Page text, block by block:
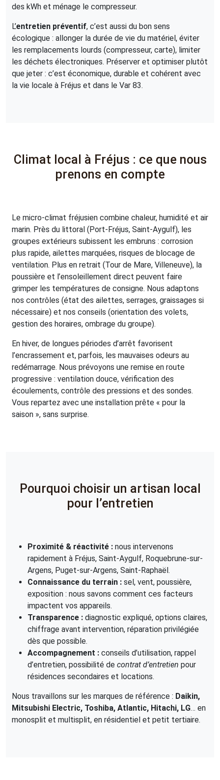
des kWh et ménage le compresseur.
L’entretien préventif, c’est aussi du bon sens
écologique : allonger la durée de vie du matériel, éviter
les remplacements lourds (compresseur, carte), limiter
les déchets électroniques. Préserver et optimiser plutôt
que jeter : c’est économique, durable et cohérent avec
la vie locale à Fréjus et dans le Var 83.
Climat local à Fréjus : ce que nous
prenons en compte
Le micro-climat fréjusien combine chaleur, humidité et air
marin. Près du littoral (Port-Fréjus, Saint-Aygulf), les
groupes extérieurs subissent les embruns : corrosion
plus rapide, ailettes marquées, risques de blocage de
ventilation. Plus en retrait (Tour de Mare, Villeneuve), la
poussière et l’ensoleillement direct peuvent faire
grimper les températures de consigne. Nous adaptons
nos contrôles (état des ailettes, serrages, graissages si
nécessaire) et nos conseils (orientation des volets,
gestion des horaires, ombrage du groupe).
En hiver, de longues périodes d’arrêt favorisent
l’encrassement et, parfois, les mauvaises odeurs au
redémarrage. Nous prévoyons une remise en route
progressive : ventilation douce, vérification des
écoulements, contrôle des pressions et des sondes.
Vous repartez avec une installation prête « pour la
saison », sans surprise.
Pourquoi choisir un artisan local
pour l’entretien
Proximité & réactivité : nous intervenons
rapidement à Fréjus, Saint-Aygulf, Roquebrune-sur-
Argens, Puget-sur-Argens, Saint-Raphaël.
Connaissance du terrain : sel, vent, poussière,
exposition : nous savons comment ces facteurs
impactent vos appareils.
Transparence : diagnostic expliqué, options claires,
chiffrage avant intervention, réparation privilégiée
dès que possible.
Accompagnement : conseils d’utilisation, rappel
d’entretien, possibilité de contrat d’entretien pour
résidences secondaires et locations.
Nous travaillons sur les marques de référence : Daikin,
Mitsubishi Electric, Toshiba, Atlantic, Hitachi, LG… en
monosplit et multisplit, en résidentiel et petit tertiaire.